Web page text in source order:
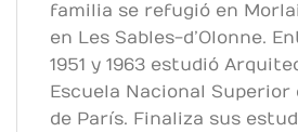
familia se refugió en
en Les Sables-d’Olonne.
1951 y 1963 estudió
Escuela Nacional Superior
de París. Finaliza sus